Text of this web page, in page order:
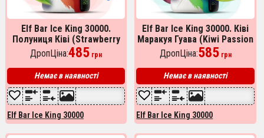
Elf Bar Ice King 30000.
Полуниця Ківі (Strawberry
Kiwi Ice)
ДропЦіна:485 грн
Немає в наявності
Elf Bar Ice King 30000
Elf Bar Ice King 30000. Ківі
Маракуя Гуава (Kiwi Passion
Fruit Guava)
ДропЦіна:585грн
Немає в наявності
Elf Bar Ice King 30000